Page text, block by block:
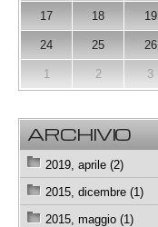
17 18 19
24 25 26
1 2 3
ARCHIVIO
2019, aprile (2)
2015, dicembre (1)
2015, maggio (1)